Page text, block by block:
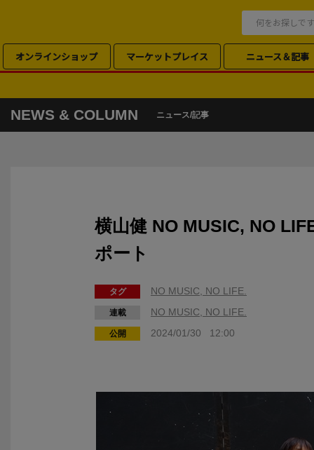
オンラインショップ マーケットプレイス ニュース＆記事
NEWS & COLUMN ニュース/記事
横山健 NO MUSIC, NO
ポート
タグ NO MUSIC, NO LIFE.
連載 NO MUSIC, NO LIFE.
公開 2024/01/30 12:00